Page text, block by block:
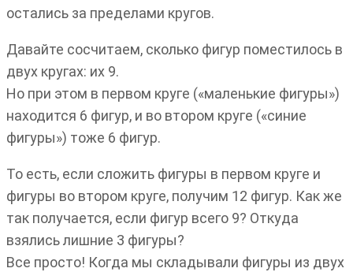
остались за пределами кругов.
Давайте сосчитаем, сколько фигур поместилось в
двух кругах: их 9.
Но при этом в первом круге («маленькие фигуры»)
находится 6 фигур, и во втором круге («синие
фигуры») тоже 6 фигур.
То есть, если сложить фигуры в первом круге и
фигуры во втором круге, получим 12 фигур. Как же
так получается, если фигур всего 9? Откуда
взялись лишние 3 фигуры?
Все просто! Когда мы складывали фигуры из двух